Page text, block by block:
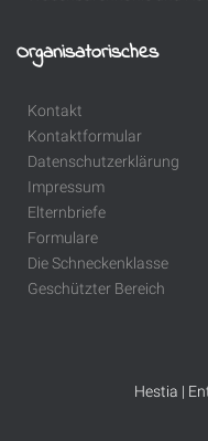
Organisatorisches
Kontakt
Kontaktformular
Datenschutzerklärung
Impressum
Elternbriefe
Formulare
Die Schneckenklasse
Geschützter Bereich
Hestia |